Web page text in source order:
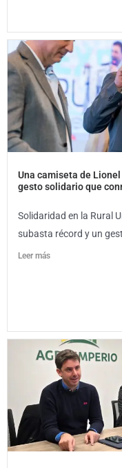
Una camiseta de
gesto solidario que
Solidaridad en la Rural
subasta récord y un
Leer más